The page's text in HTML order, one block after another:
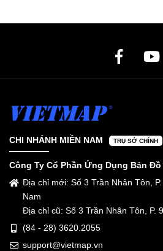
CHI NHÁNH MIỀN NAM TRỤ SỞ CHÍNH
Công Ty Cổ Phần Ứng Dụng Bản Đồ
Địa chỉ mới: Số 3 Trần Nhân Tôn,
Nam
Địa chỉ cũ: Số 3 Trần Nhân Tôn, P.
(84 - 28) 3620.2055
support@vietmap.vn